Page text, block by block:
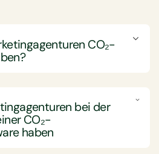
CO₂-
ihr Ansehen zu
die sich entwickelnden
anzupassen.
bei der
CO₂-
haben